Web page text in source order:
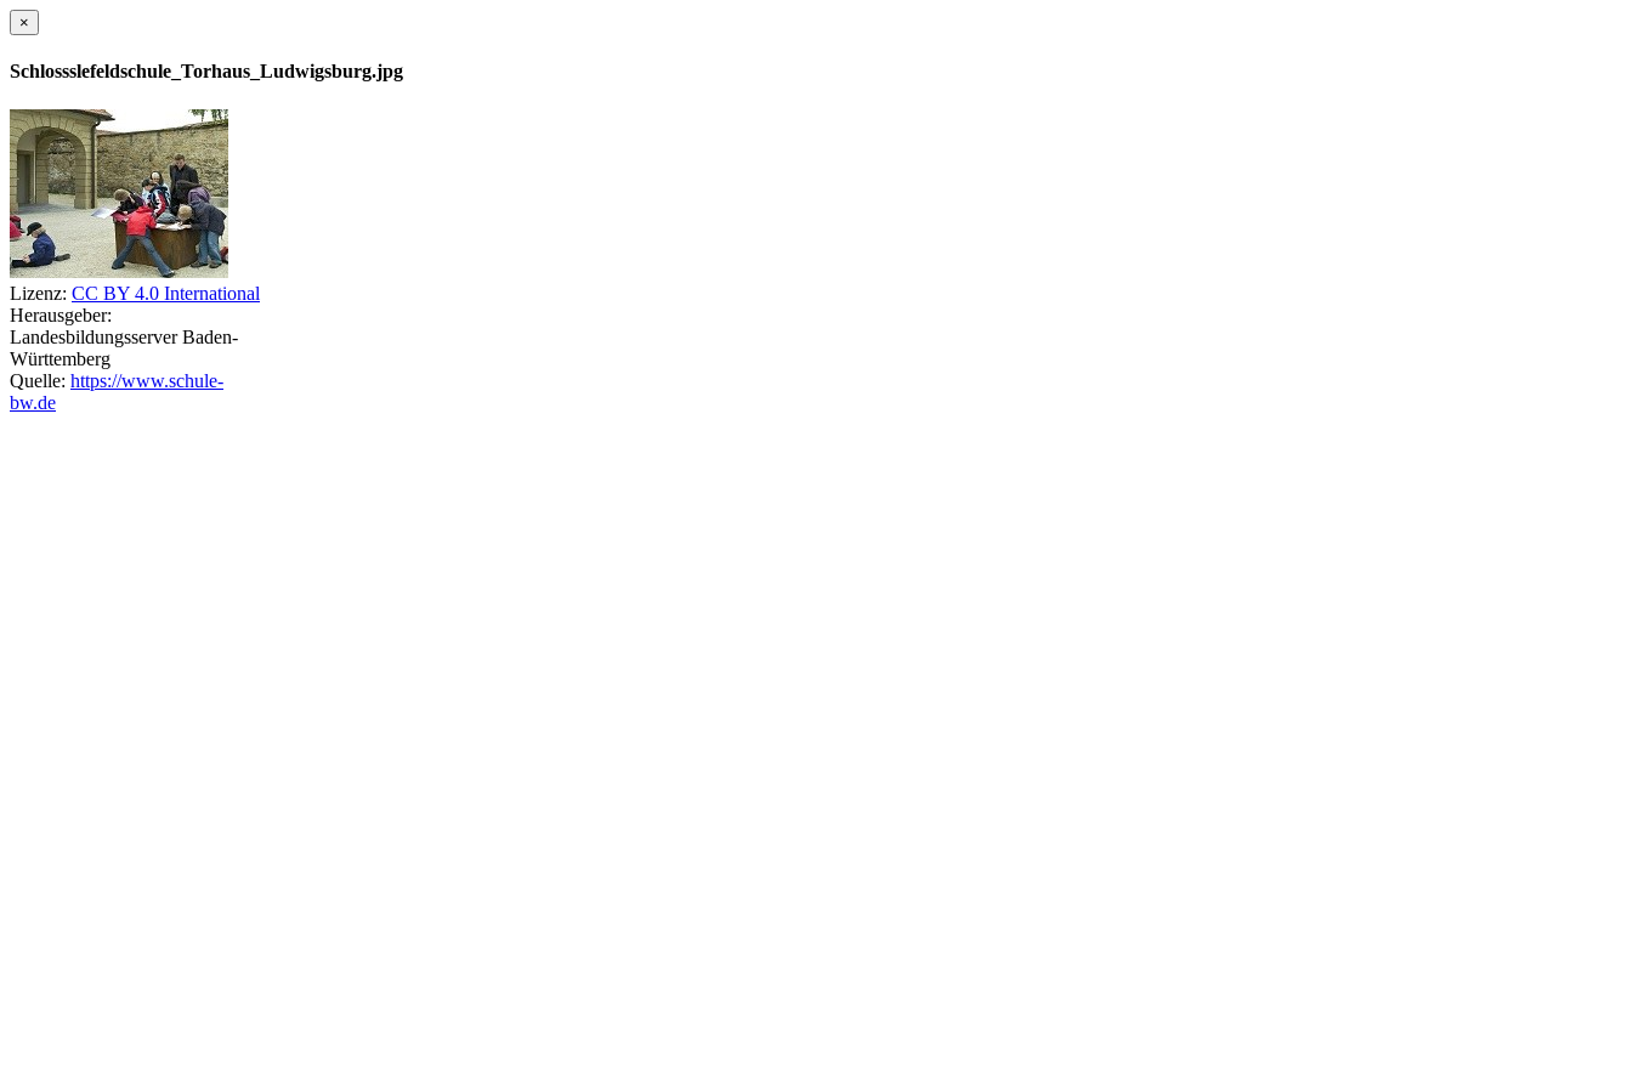
×
Schlossslefeldschule_Torhaus_Ludwigsburg.jpg
Lizenz: CC BY 4.0 International
Herausgeber:
Landesbildungsserver Baden-
Württemberg
Quelle: https://www.schule-
bw.de